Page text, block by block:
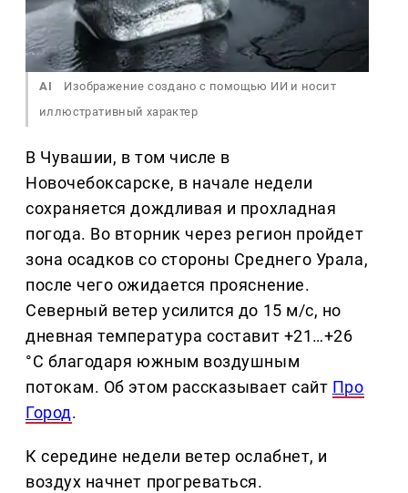
AI
Изображение создано с помощью ИИ и носит
иллюстративный характер
В Чувашии, в том числе в
Новочебоксарске, в начале недели
сохраняется дождливая и прохладная
погода. Во вторник через регион пройдет
зона осадков со стороны Среднего Урала,
после чего ожидается прояснение.
Северный ветер усилится до 15 м/с, но
дневная температура составит +21…+26
°C благодаря южным воздушным
потокам. Об этом рассказывает сайт Про
Город.
К середине недели ветер ослабнет, и
воздух начнет прогреваться.